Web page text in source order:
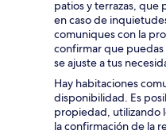
patios y terrazas, que
en caso de
comuniques con la
confirmar que
se ajuste a tus
Hay habitaciones
disponibilidad. Es
propiedad, utilizando
la confirmación de la